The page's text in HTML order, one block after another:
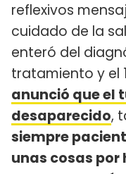
reflexivos
cuidado de la
enteró del
tratamiento y el
anunció que el
desaparecido,
siempre
unas cosas por